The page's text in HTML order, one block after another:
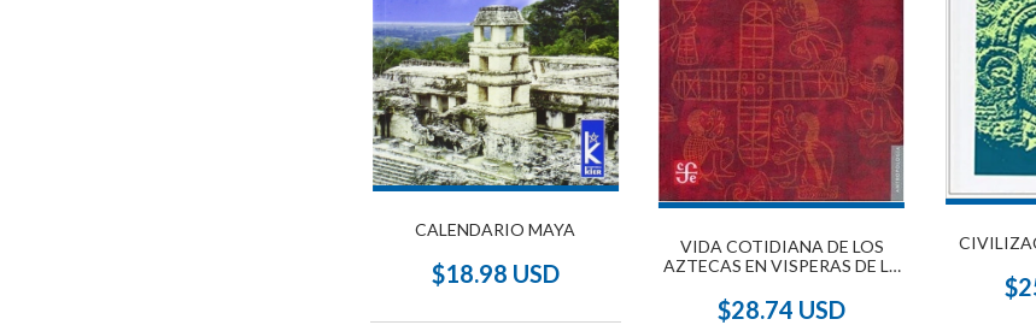
CALENDARIO MAYA
$18.98 USD
VIDA COTIDIANA DE LOS
AZTECAS EN VISPERAS DE LA
$28.74 USD